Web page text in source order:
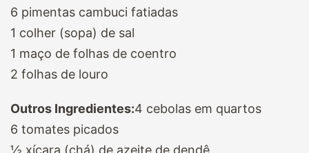
6 pimentas cambuci fatiadas
1 colher (sopa) de sal
1 maço de folhas de coentro
2 folhas de louro
Outros Ingredientes:4 cebolas em quartos
6 tomates picados
½ xícara (chá) de azeite de dendê